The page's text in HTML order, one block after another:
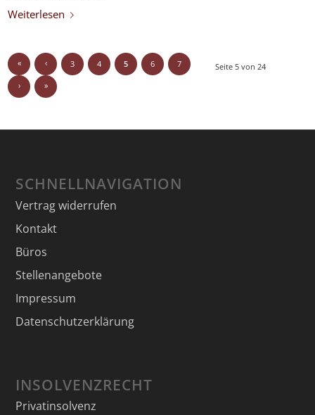
Weiterlesen
Seite 5 von 24
« ‹ 3 4 5 6 7
› »
SCHNELLNAVIGATION
Vertrag widerrufen
Kontakt
Büros
Stellenangebote
Impressum
Datenschutzerklärung
INSOLVENZRECHT
Privatinsolvenz